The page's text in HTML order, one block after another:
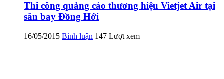
Thi công quảng cáo thương hiệu Vietjet Air tại
sân bay Đồng Hới
16/05/2015 Bình luận 147 Lượt xem